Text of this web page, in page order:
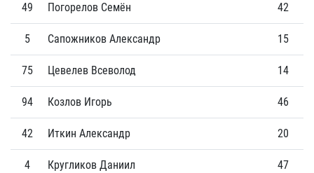
49 Погорелов Семён 42
5 Сапожников Александр 15
75 Цевелев Всеволод 14
94 Козлов Игорь 46
42 Иткин Александр 20
4 Кругликов Даниил 47